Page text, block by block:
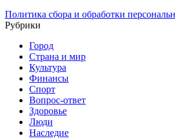
Политика сбора и обработки
Рубрики
Город
Страна и мир
Культура
Финансы
Спорт
Вопрос-ответ
Здоровье
Люди
Наследие